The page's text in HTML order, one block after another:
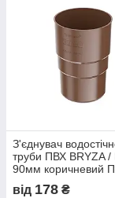
З'єднувач
труби ПВХ BRYZA
90мм коричневий
від 178 ₴